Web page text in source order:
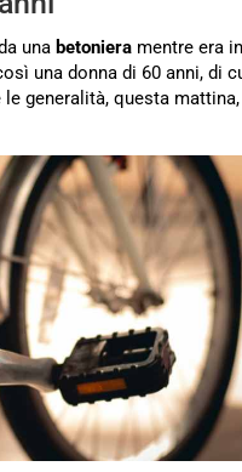
una betoniera mentre era
una donna di 60 anni, di
le generalità, questa mattina,